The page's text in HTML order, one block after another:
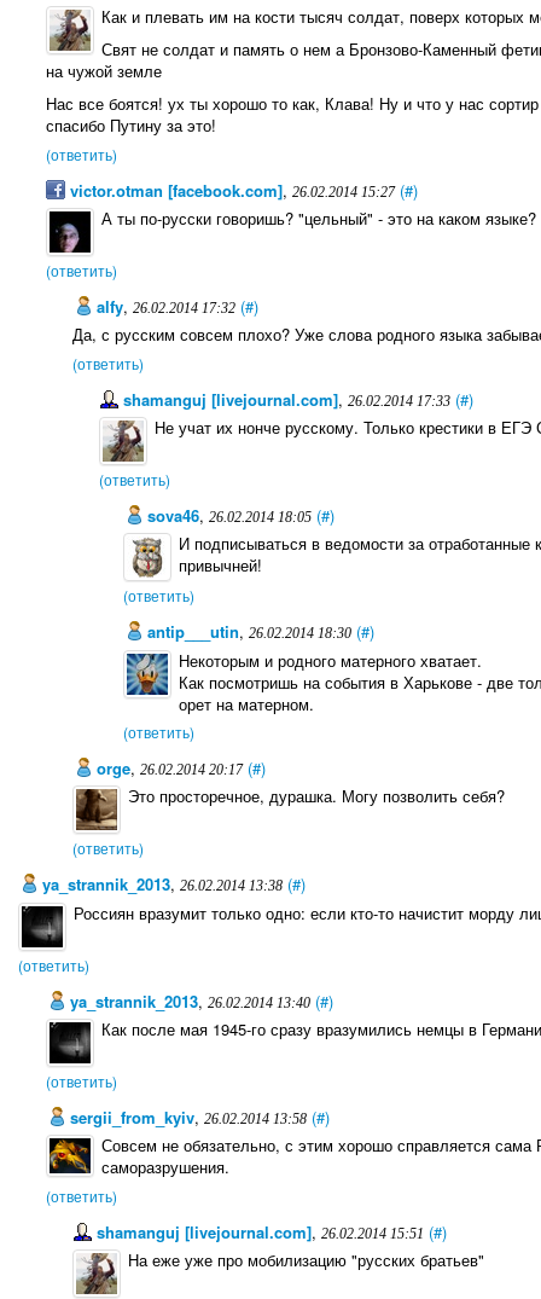
Как и плевать им на кости тысяч солдат, поверх
Свят не солдат и память о нем а Бронзово-Каменный
на чужой земле
Нас все боятся! ух ты хорошо то как, Клава! Ну и что у нас
спасибо Путину за это!
(ответить)
victor.otman [facebook.com], 26.02.2014 15:27 (#)
А ты по-русски говоришь? "цельный" - это на каком языке?
(ответить)
alfy,26.02.2014 17:32 (#)
Да, с русским совсем плохо? Уже слова родного языка
(ответить)
shamanguj [livejournal.com], 26.02.2014 17:33 (#)
Не учат их нонче русскому. Только крестики в
(ответить)
sova46,26.02.2014 18:05 (#)
И подписываться в ведомости за
привычней!
(ответить)
antip___utin,26.02.2014 18:30 (#)
Некоторым и родного матерного хватает.
Как посмотришь на события в Харькове - две
орет на матерном.
(ответить)
orge,26.02.2014 20:17 (#)
Это просторечное, дурашка. Могу позволить себя?
(ответить)
ya_strannik_2013, 26.02.2014 13:38 (#)
Россиян вразумит только одно: если кто-то начистит морду
(ответить)
ya_strannik_2013, 26.02.2014 13:40 (#)
Как после мая 1945-го сразу вразумились немцы в
(ответить)
sergii_from_kyiv, 26.02.2014 13:58 (#)
Совсем не обязательно, с этим хорошо справляется
саморазрушения.
(ответить)
shamanguj [livejournal.com],26.02.2014 15:51 (#)
На еже уже про мобилизацию "русских братьев"